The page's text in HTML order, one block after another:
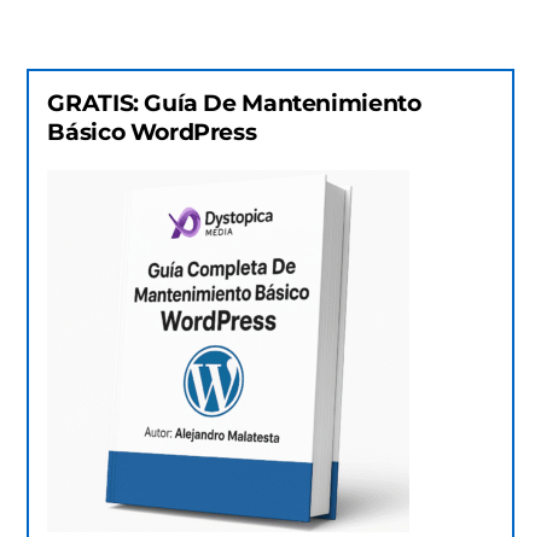
GRATIS: Guía De Mantenimiento
Básico WordPress